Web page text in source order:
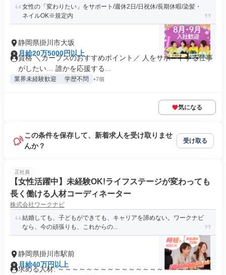
女性の「変わりたい」をサポート/週休2日/日祝休/長期休暇/染髪・
ネイルOK※規定内
静岡県掛川市大坂
月給20万5000円以上
資格 ＼カーブスのおすすめポイント／ 人をサポートする仕事
がしたい… 誰かを応援する...
業界未経験歓迎 学歴不問 +7個
気になる
この条件を保存して、新着求人を受け取りませ
んか？
受け取る
正社員
【女性活躍中】未経験OK!ライフステージが変わっても
長く働ける人材コーディネーター
株式会社ワークナビ
結婚しても、子どもができても、キャリアを諦めない。ワークナビ
なら、今の頑張りも、これからの...
静岡県掛川市駅前
月給40万円以上
求める人材: ～～～～～～～～～～～～～～～～～～～～～～